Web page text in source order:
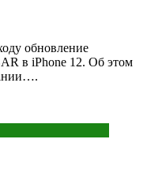
обновление
в iPhone 12. Об этом